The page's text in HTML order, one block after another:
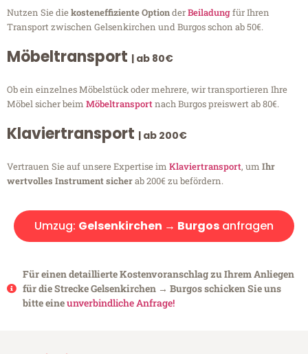
Nutzen Sie diekosteneffiziente OptionderBeiladungfür Ihren
Transport zwischen Gelsenkirchen und Burgos schon ab 50€.
Möbeltransport | ab 80€
Ob ein einzelnes Möbelstück oder mehrere, wir transportieren Ihre
Möbel sicher beim Möbeltransportnach Burgos preiswert ab 80€.
Klaviertransport | ab 200€
Vertrauen Sie auf unsere Expertise im Klaviertransport, um Ihr
wertvolles Instrument sicherab 200€ zu befördern.
Umzug: Gelsenkirchen → Burgos anfragen
Für einen detaillierte Kostenvoranschlag zu Ihrem Anliegen
für die Strecke Gelsenkirchen → Burgos schicken Sie uns
bitte eineunverbindliche Anfrage!